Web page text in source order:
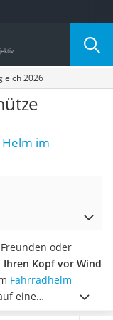
2026
im
oder
Ihren Kopf vor Wind
Fahrradhelm
eine
nach Saison ist